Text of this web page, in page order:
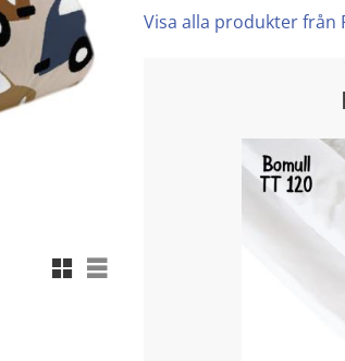
Rutnätsvy
Listvy
Visa alla produkter från